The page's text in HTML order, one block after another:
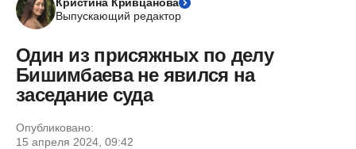
Выпускающий редактор
Один из присяжных по делу
Бишимбаева не явился на
заседание суда
Опубликовано:
15 апреля 2024, 09:42